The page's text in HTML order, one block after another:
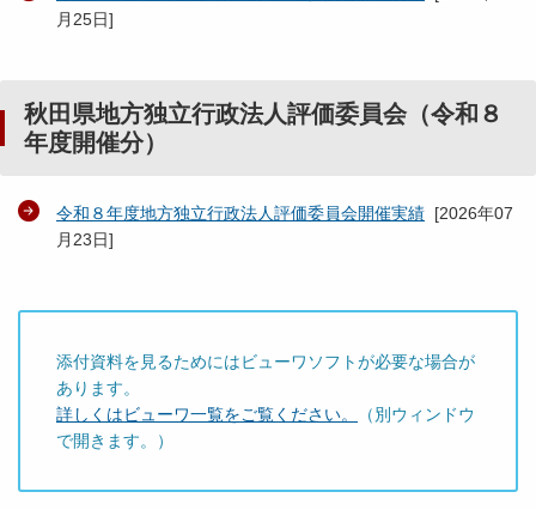
月25日]
秋田県地方独立行政法人評価委員会（令和８
年度開催分）
令和８年度地方独立行政法人評価委員会開催実績 [2026年07
月23日]
添付資料を見るためにはビューワソフトが必要な場合が
あります。
詳しくはビューワ一覧をご覧ください。
（別ウィンドウ
で開きます。）